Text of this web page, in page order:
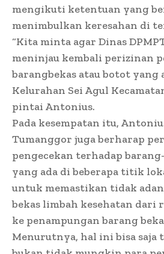
mengikuti ketentuan yang
menimbulkan keresahan di
“Kita minta agar Dinas
meninjau kembali perizinan
barangbekas atau botot yang
Kelurahan Sei Agul
pintai Antonius.
Pada kesempatan itu,
Tumanggor juga berharap
pengecekan terhadap
yang ada di beberapa titik
untuk memastikan tidak
bekas limbah kesehatan dari
ke penampungan barang
Menurutnya, hal ini bisa saja